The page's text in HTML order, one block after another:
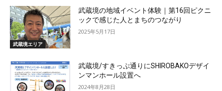
武蔵境エリア
武蔵境の地域イベント体験｜第16回ピクニ
ックで感じた人とまちのつながり
2025年5月17日
武蔵境/すきっぷ通りにSHIROBAKOデザイ
ンマンホール設置へ
2024年8月28日